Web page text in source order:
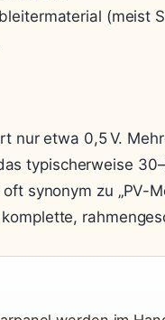
(meist
nur etwa 0,5 V.
typischerweise
oft synonym zu „PV-